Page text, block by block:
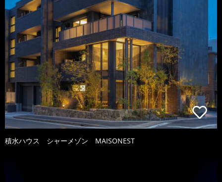
積水ハウス シャーメゾン MAISONEST